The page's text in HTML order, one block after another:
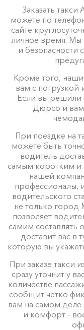
Заказать
можете по
сайте
личное время. Мы
и безопасности
Кроме того,
вам с погрузкой
Если вы решили
Дюрсо и
При поездке на
можете быть
водитель
самым коротким и
нашей
профессионалы,
водительского
не только город
позволяет
самим составлять
доставит вас в
которую вы
При заказе такси
сразу уточнит у
количестве
сообщит четко
вам на самом деле
и комфорт –